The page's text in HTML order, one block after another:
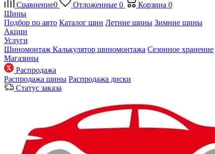
Сравнение0 Отложенные 0 Корзина 0
Шины
Подбор по авто Каталог шин Летние шины Зимние шины
Акции
Услуги
Шиномонтаж Калькулятор шиномонтажа Сезонное хранение
Магазины
Распродажа
Распродажа шины Распродажа диски
Статус заказа